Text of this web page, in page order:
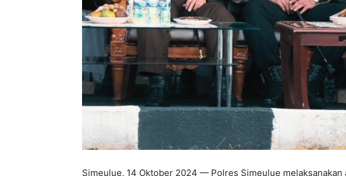
Simeulue, 14 Oktober 2024 — Polres Simeulue melaksanakan